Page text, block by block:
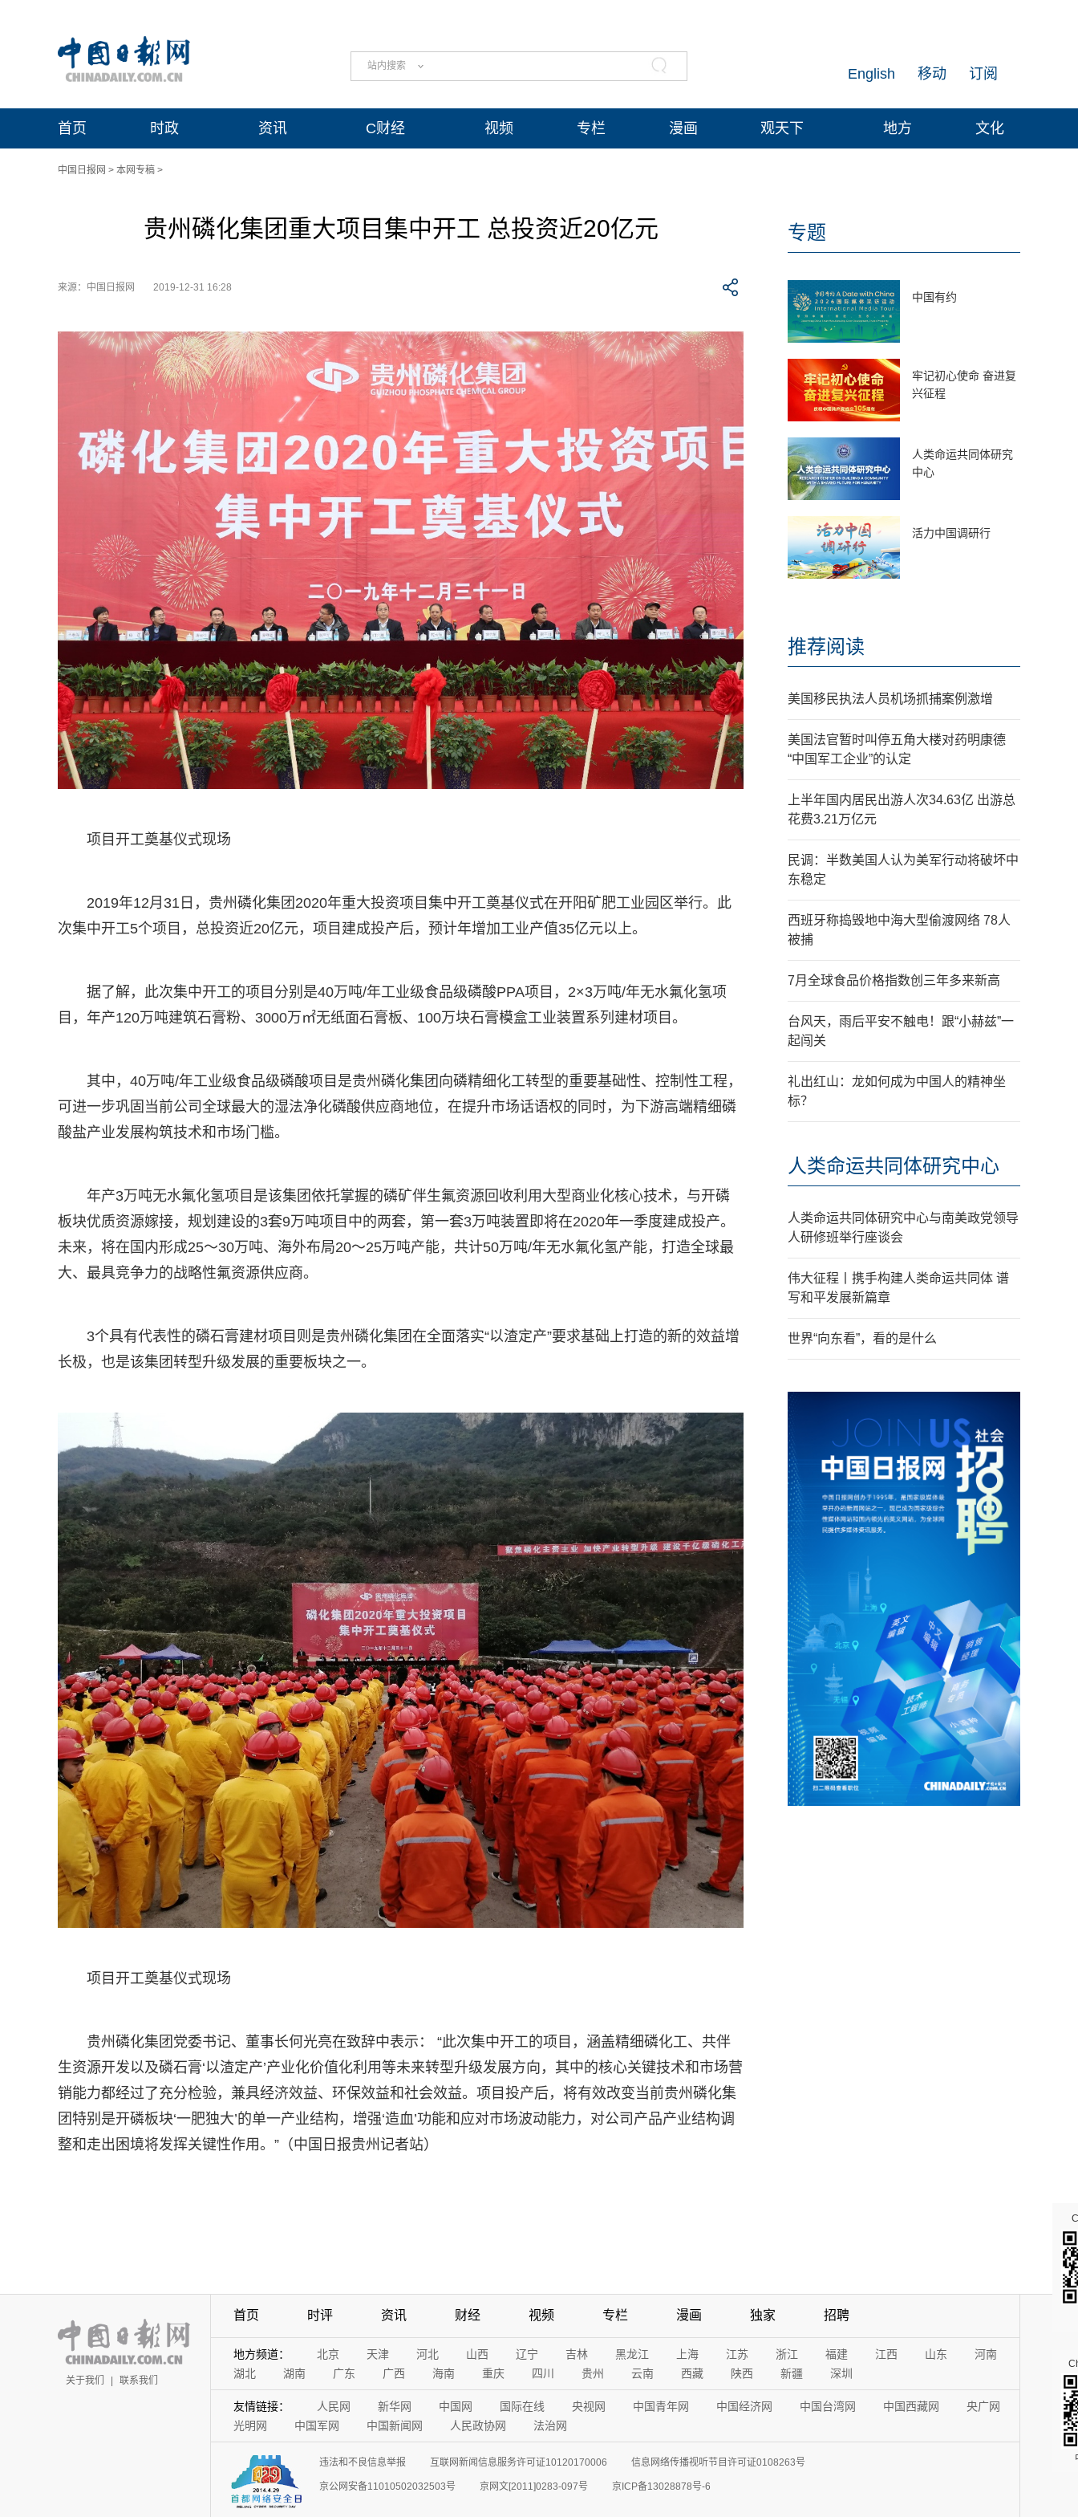
站内搜索 订阅
移动
English
首页 时政 资讯 C财经 视频 专栏 漫画 观天下 地方 文化
中国日报网 > 本网专稿 >
贵州磷化集团重大项目集中开工 总投资近20亿元
来源：中国日报网 2019-12-31 16:28
项目开工奠基仪式现场
2019年12月31日，贵州磷化集团2020年重大投资项目集中开工奠基仪式在开阳矿肥工业园区举行。此
次集中开工5个项目，总投资近20亿元，项目建成投产后，预计年增加工业产值35亿元以上。
据了解，此次集中开工的项目分别是40万吨/年工业级食品级磷酸PPA项目，2×3万吨/年无水氟化氢项
目，年产120万吨建筑石膏粉、3000万㎡无纸面石膏板、100万块石膏模盒工业装置系列建材项目。
其中，40万吨/年工业级食品级磷酸项目是贵州磷化集团向磷精细化工转型的重要基础性、控制性工程，
可进一步巩固当前公司全球最大的湿法净化磷酸供应商地位，在提升市场话语权的同时，为下游高端精细磷
酸盐产业发展构筑技术和市场门槛。
年产3万吨无水氟化氢项目是该集团依托掌握的磷矿伴生氟资源回收利用大型商业化核心技术，与开磷
板块优质资源嫁接，规划建设的3套9万吨项目中的两套，第一套3万吨装置即将在2020年一季度建成投产。
未来，将在国内形成25～30万吨、海外布局20～25万吨产能，共计50万吨/年无水氟化氢产能，打造全球最
大、最具竞争力的战略性氟资源供应商。
3个具有代表性的磷石膏建材项目则是贵州磷化集团在全面落实“以渣定产”要求基础上打造的新的效益增
长极，也是该集团转型升级发展的重要板块之一。
项目开工奠基仪式现场
贵州磷化集团党委书记、董事长何光亮在致辞中表示： “此次集中开工的项目，涵盖精细磷化工、共伴
生资源开发以及磷石膏‘以渣定产’产业化价值化利用等未来转型升级发展方向，其中的核心关键技术和市场营
销能力都经过了充分检验，兼具经济效益、环保效益和社会效益。项目投产后，将有效改变当前贵州磷化集
团特别是开磷板块‘一肥独大’的单一产业结构，增强‘造血’功能和应对市场波动能力，对公司产品产业结构调
整和走出困境将发挥关键性作用。”（中国日报贵州记者站）
专题
中国有约
牢记初心使命 奋进复
兴征程
人类命运共同体研究
中心
活力中国调研行
推荐阅读
美国移民执法人员机场抓捕案例激增
美国法官暂时叫停五角大楼对药明康德
“中国军工企业”的认定
上半年国内居民出游人次34.63亿 出游总
花费3.21万亿元
民调：半数美国人认为美军行动将破坏中
东稳定
西班牙称捣毁地中海大型偷渡网络 78人
被捕
7月全球食品价格指数创三年多来新高
台风天，雨后平安不触电！跟“小赫兹”一
起闯关
礼出红山：龙如何成为中国人的精神坐
标？
人类命运共同体研究中心
人类命运共同体研究中心与南美政党领导
人研修班举行座谈会
伟大征程丨携手构建人类命运共同体 谱
写和平发展新篇章
世界“向东看”，看的是什么
关于我们 | 联系我们
首页 时评 资讯 财经 视频 专栏 漫画 独家 招聘
地方频道： 北京 天津 河北 山西 辽宁 吉林 黑龙江 上海 江苏 浙江 福建 江西 山东
河南
湖北
湖南 广东 广西 海南 重庆 四川 贵州 云南 西藏 陕西 新疆 深圳
友情链接： 人民网 新华网 中国网 国际在线 央视网 中国青年网 中国经济网 中国台湾网 中国西藏网
央广网
光明网
中国军网 中国新闻网 人民政协网 法治网
违法和不良信息举报 互联网新闻信息服务许可证10120170006 信息网络传播视听节目许可证0108263号
京公网安备11010502032503号 京网文[2011]0283-097号 京ICP备13028878号-6